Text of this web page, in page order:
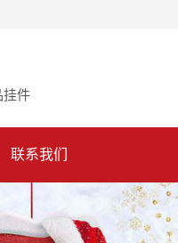
挂件
联系我们